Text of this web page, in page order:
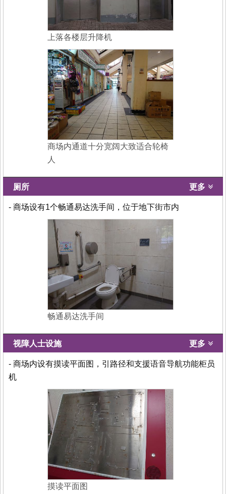
上落各楼层升降机
商场内通道十分宽阔大致适合轮椅
人
厕所 更多
- 商场设有1个畅通易达洗手间，位于地下街市内
畅通易达洗手间
视障人士设施 更多
- 商场内设有摸读平面图，引路径和支援语音导航功能柜员
机
摸读平面图